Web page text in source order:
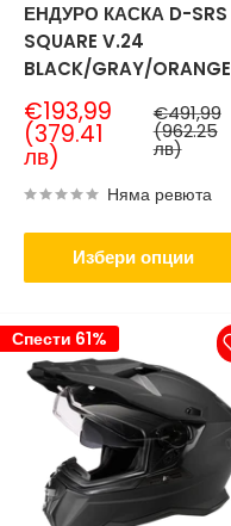
ЕНДУРО КАСКА D-SRS
SQUARE V.24
BLACK/GRAY/ORANGE
Продажна
цена
€193,99
(379.41
лв)
Нормална
цена
€491,99
(962.25
лв)
Няма ревюта
Избери опции
Спести 61%